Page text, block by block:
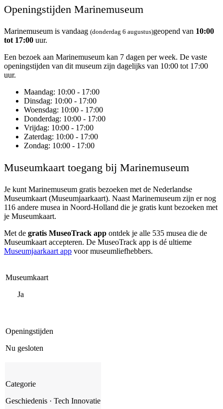
Openingstijden Marinemuseum
Marinemuseum is vandaag (donderdag 6 augustus)geopend van 10:00
tot 17:00 uur.
Een bezoek aan Marinemuseum kan 7 dagen per week. De vaste
openingstijden van dit museum zijn dagelijks van 10:00 tot 17:00
uur.
Maandag: 10:00 - 17:00
Dinsdag: 10:00 - 17:00
Woensdag: 10:00 - 17:00
Donderdag: 10:00 - 17:00
Vrijdag: 10:00 - 17:00
Zaterdag: 10:00 - 17:00
Zondag: 10:00 - 17:00
Museumkaart toegang bij Marinemuseum
Je kunt Marinemuseum gratis bezoeken met de Nederlandse
Museumkaart (Museumjaarkaart). Naast Marinemuseum zijn er nog
116 andere musea in Noord-Holland die je gratis kunt bezoeken met
je Museumkaart.
Met de gratis MuseoTrack app ontdek je alle 535 musea die de
Museumkaart accepteren. De MuseoTrack app is dé ultieme
Museumjaarkaart app voor museumliefhebbers.
Museumkaart
Ja
Openingstijden
Nu gesloten
Categorie
Geschiedenis · Tech Innovatie